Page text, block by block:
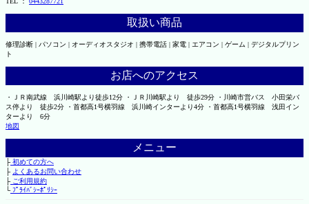
取扱い商品
修理診断 | パソコン | オーディオスタジオ | 携帯電話 | 家電 | エアコン | ゲーム | デジタルプリン
ト
お店へのアクセス
・ＪＲ南武線 浜川崎駅より徒歩12分 ・ＪＲ川崎駅より 徒歩29分 ・川崎市営バス 小田栄バ
ス停より 徒歩2分 ・首都高1号横羽線 浜川崎インターより4分 ・首都高1号横羽線 浅田イン
ターより 6分
地図
メニュー
├初めての方へ
├ よくあるお問い合わせ
├ご利用規約
└ﾌﾟﾗｲﾊﾞｼｰﾎﾟﾘｼｰ